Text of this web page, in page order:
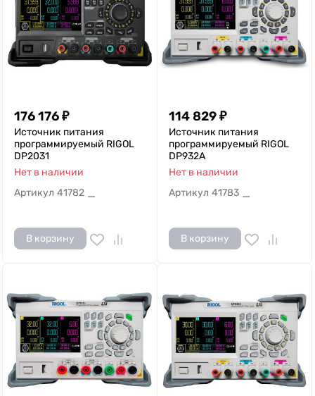
176 176₽
Источник питания
программируемый RIGOL
DP2031
Нет в наличии
Артикул 41782 —
В корзину
114 829₽
Источник питания
программируемый RIGOL
DP932A
Нет в наличии
Артикул 41783 —
В корзину